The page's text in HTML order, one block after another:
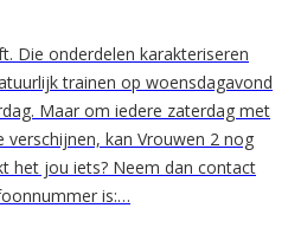
Die onderdelen karakteriseren
trainen op woensdagavond
Maar om iedere zaterdag met
kan Vrouwen 2 nog
het jou iets? Neem dan contact
is:…